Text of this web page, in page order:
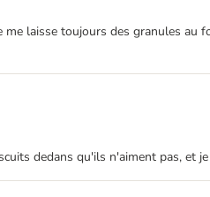
laisse toujours des granules au
dedans qu'ils n'aiment pas, et